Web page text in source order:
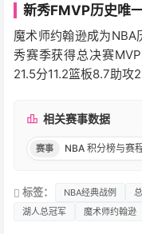
新秀FMVP历史唯
魔术师约翰逊成为
秀赛季获得总决赛
21.5分11.2篮板8.7助攻
相关赛事数据
赛事 NBA 积分榜与赛
标签： NBA经典战例
湖人总冠军
魔术师约翰逊